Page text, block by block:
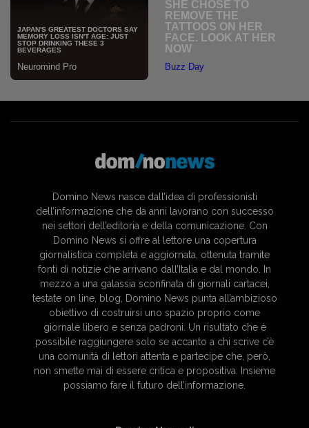
Domino News nasce dall’idea di professionisti
dell’informazione che da anni lavorano con successo
nei settori dell’editoria e della comunicazione. Con
Domino News si offre al lettore una copertura
giornalistica completa e aggiornata, ottenuta tramite
fonti di notizie che arrivano dall’Italia e dal mondo. In
mezzo a una galassia sconfinata di giornali cartacei,
testate on line, blog, Domino News punta all’ambizioso
obiettivo di costruirsi uno spazio proprio come
giornale libero e senza padroni. Un risultato che è
possibile raggiungere solo se accanto a chi scrive c’è
una comunità di lettori attenta e partecipe che, però,
non smette mai di essere critica e propositiva. Insieme
possiamo fare il futuro dell’informazione.